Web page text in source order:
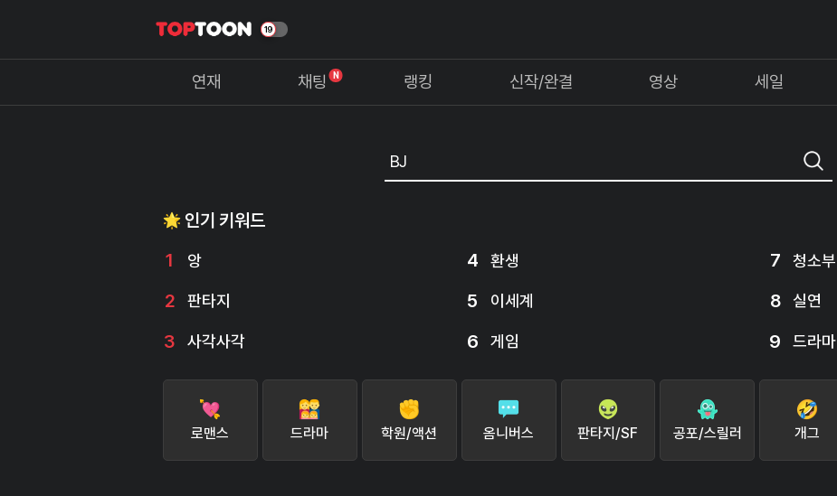
연재 채팅 N 랭킹 신작/완결 영상 세일
인기 키워드
1
앙
2 판타지
3 사각사각
4 환생
5 이세계
6 게임
7 청소부
8 실연
9 드라마
로맨스 드라마 학원/액션 옴니버스 판타지/SF 공포/스릴러 개그